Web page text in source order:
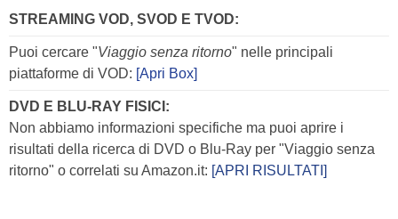
STREAMING VOD, SVOD E TVOD:
Puoi cercare "Viaggio senza ritorno" nelle principali
piattaforme di VOD: [Apri Box]
DVD E BLU-RAY FISICI:
Non abbiamo informazioni specifiche ma puoi aprire i
risultati della ricerca di DVD o Blu-Ray per "Viaggio senza
ritorno" o correlati su Amazon.it: [APRI RISULTATI]